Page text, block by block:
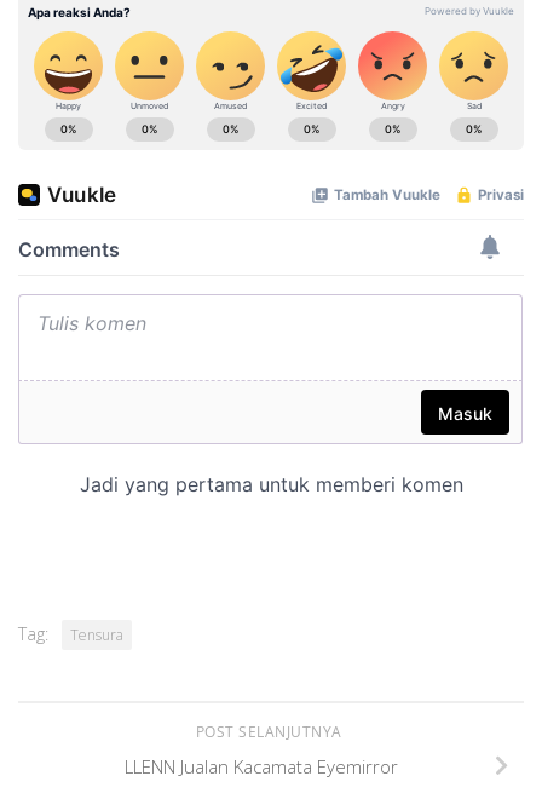
Tag: Tensura
POST SELANJUTNYA
LLENN Jualan Kacamata Eyemirror